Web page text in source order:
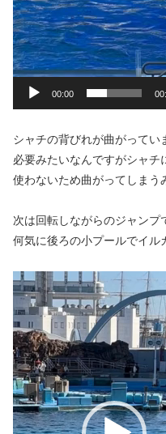
00:00
シャチの背びれが曲がって
必要みたいなんですがシャチ
使わないため曲がってしまう
次は回転しながらのジャンプ
何気に後ろの小プールでイル
動
画
プ
レ
ー
ヤ
ー